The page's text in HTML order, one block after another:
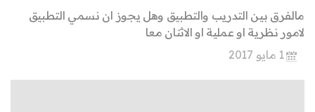
مالفرق بين التدريب والتطبيق وهل يجوز ان نسمي التطبيق
لامور نظرية او عملية او الاثنان معا
1 مايو 2017